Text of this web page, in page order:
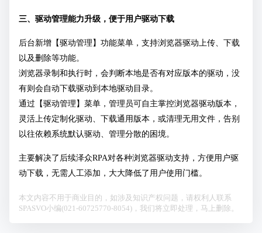
三、驱动管理能力升级，便于用户驱动下载
后台新增【驱动管理】功能菜单，支持浏览器驱动上传、下载
以及删除等功能。
浏览器录制和执行时，会判断本地是否有对应版本的驱动，没
有则会自动下载驱动到本地驱动目录。
通过【驱动管理】菜单，管理员可自主掌控浏览器驱动版本，
灵活上传定制化驱动、下载通用版本，或清理无用文件，告别
以往依赖系统默认驱动、管理分散的困境。
主要解决了后续泽众RPA对各种浏览器驱动支持，方便用户驱
动下载，无需人工添加，大大降低了用户使用门槛。
本文内容不用于商业目的，如涉及知识产权问题，请权利人联系
SPASVO小编(021-60725770-8054)，我们将立即处理，马上删除。